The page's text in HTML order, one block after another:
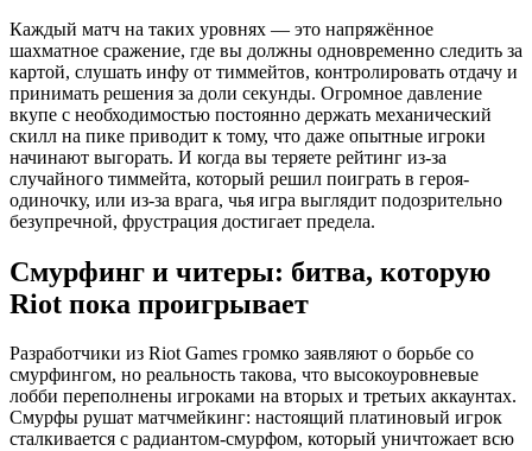
Каждый матч на таких уровнях — это напряжённое
шахматное сражение, где вы должны одновременно следить за
картой, слушать инфу от тиммейтов, контролировать отдачу и
принимать решения за доли секунды. Огромное давление
вкупе с необходимостью постоянно держать механический
скилл на пике приводит к тому, что даже опытные игроки
начинают выгорать. И когда вы теряете рейтинг из-за
случайного тиммейта, который решил поиграть в героя-
одиночку, или из-за врага, чья игра выглядит подозрительно
безупречной, фрустрация достигает предела.
Смурфинг и читеры: битва, которую
Riot пока проигрывает
Разработчики из Riot Games громко заявляют о борьбе со
смурфингом, но реальность такова, что высокоуровневые
лобби переполнены игроками на вторых и третьих аккаунтах.
Смурфы рушат матчмейкинг: настоящий платиновый игрок
сталкивается с радиантом-смурфом, который уничтожает всю